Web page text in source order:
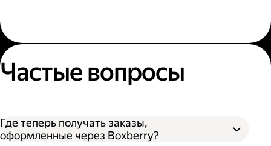
Частые вопросы
Где теперь получать заказы,
оформленные через Boxberry?